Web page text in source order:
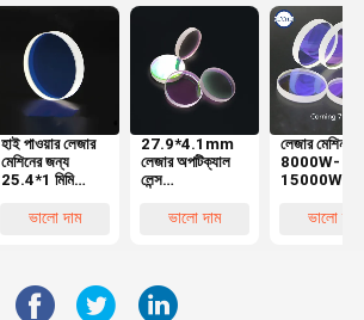
হাই পাওয়ার লেজার
মেশিনের জন্য
25.4*1 মিমি
লেন্স 7980
ভালো দাম
27.9*4.1mm
লেজার অপটিক্যাল
লেন্স
লেজার হেডের জন্য
ভালো দাম
লেজার মেশিন
8000W-
15000W এর
কর্নিং 7980
ভালো দাম